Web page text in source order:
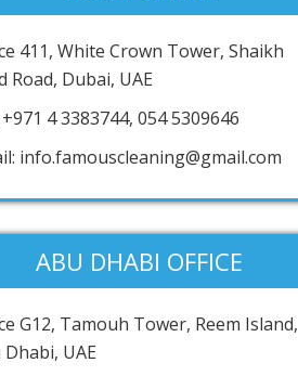
411, White Crown Tower, Shaikh
Road, Dubai, UAE
4 3383744, 054 5309646
info.famouscleaning@gmail.com
ABU DHABI OFFICE
G12, Tamouh Tower, Reem Island,
UAE